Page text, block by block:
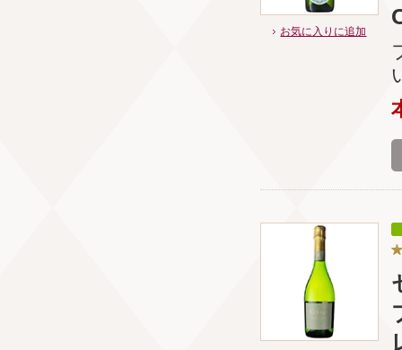
お気に入りに追加